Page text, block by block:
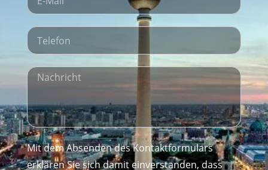
Mit dem Absenden des Kontaktformulars
erklären Sie sich damit einverstanden, dass